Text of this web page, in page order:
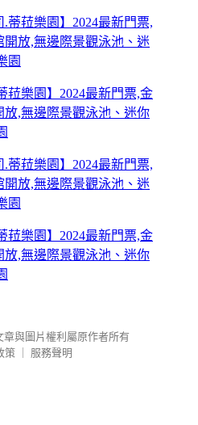
菈樂園】2024最新門票,金
,無邊際景觀泳池、迷你
菈樂園】2024最新門票,金
,無邊際景觀泳池、迷你
章與圖片權利屬原作者所有
策
服務聲明